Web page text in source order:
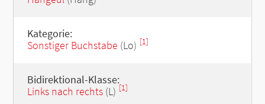
Kategorie:
Sonstiger Buchstabe (Lo) [1]
Bidirektional-Klasse:
Links nach rechts(L) [1]